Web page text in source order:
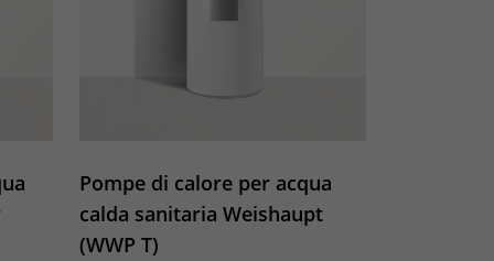
Pompe di calore per acqua
calda sanitaria Weishaupt
(WWP T)